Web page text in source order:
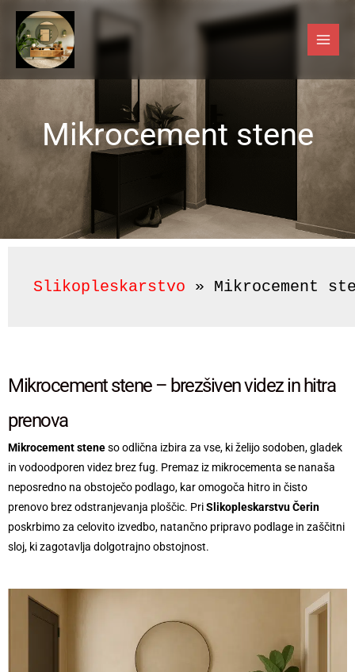
Skip
content
Mikrocement stene
Slikopleskarstvo » Mikrocement
Mikrocement stene – brezšiven videz in hitra
prenova
Mikrocement steneso odlična izbira za vse, ki želijo sodoben, gladek
in vodoodporen videz brez fug. Premaz iz mikrocementa se nanaša
neposredno na obstoječo podlago, kar omogoča hitro in čisto
prenovo brez odstranjevanja ploščic. PriSlikopleskarstvu Čerin
poskrbimo za celovito izvedbo, natančno pripravo podlage in zaščitni
sloj, ki zagotavlja dolgotrajno obstojnost.